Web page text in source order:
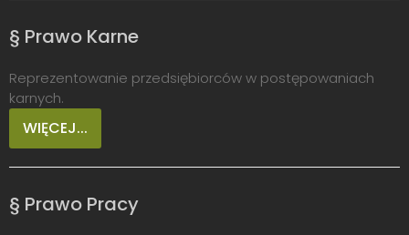
§ Prawo Karne
Reprezentowanie przedsiębiorców w postępowaniach
karnych.
WIĘCEJ...
§ Prawo Pracy